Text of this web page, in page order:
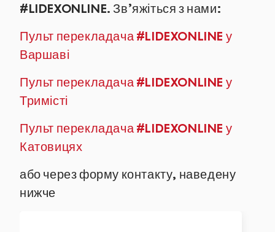
#LIDEXONLINE. Зв’яжіться з нами:
Пульт перекладача #LIDEXONLINE у
Варшаві
Пульт перекладача #LIDEXONLINE у
Тримісті
Пульт перекладача #LIDEXONLINE у
Катовицях
або через форму контакту, наведену
нижче